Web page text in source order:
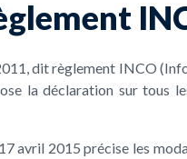
dit règlement INCO
la déclaration sur tous
avril 2015 précise les